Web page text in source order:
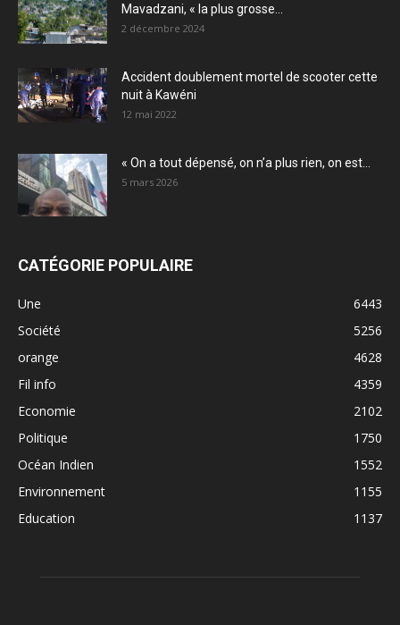
Mavadzani, « la plus grosse...
2 décembre 2024
Accident doublement mortel de scooter cette
nuit à Kawéni
12 mai 2022
« On a tout dépensé, on n’a plus rien, on est...
5 mars 2026
CATÉGORIE POPULAIRE
Une
6443
Société
5256
orange
4628
Fil info
4359
Economie
2102
Politique
1750
Océan Indien
1552
Environnement
1155
Education
1137